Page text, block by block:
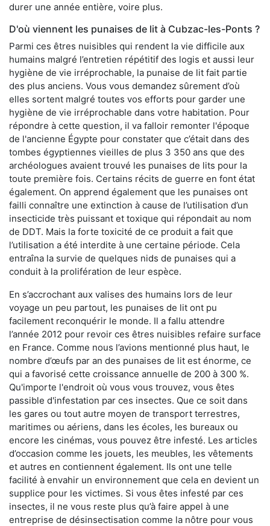
durer une année entière, voire plus.
D'où viennent les punaises de lit à Cubzac-les-Ponts ?
Parmi ces êtres nuisibles qui rendent la vie difficile aux
humains malgré l’entretien répétitif des logis et aussi leur
hygiène de vie irréprochable, la punaise de lit fait partie
des plus anciens. Vous vous demandez sûrement d’où
elles sortent malgré toutes vos efforts pour garder une
hygiène de vie irréprochable dans votre habitation. Pour
répondre à cette question, il va falloir remonter l'époque
de l'ancienne Égypte pour constater que c’était dans des
tombes égyptiennes vieilles de plus 3 350 ans que des
archéologues avaient trouvé les punaises de lits pour la
toute première fois. Certains récits de guerre en font état
également. On apprend également que les punaises ont
failli connaître une extinction à cause de l’utilisation d’un
insecticide très puissant et toxique qui répondait au nom
de DDT. Mais la forte toxicité de ce produit a fait que
l’utilisation a été interdite à une certaine période. Cela
entraîna la survie de quelques nids de punaises qui a
conduit à la prolifération de leur espèce.
En s’accrochant aux valises des humains lors de leur
voyage un peu partout, les punaises de lit ont pu
facilement reconquérir le monde. Il a fallu attendre
l’année 2012 pour revoir ces êtres nuisibles refaire surface
en France. Comme nous l’avions mentionné plus haut, le
nombre d’œufs par an des punaises de lit est énorme, ce
qui a favorisé cette croissance annuelle de 200 à 300 %.
Qu'importe l'endroit où vous vous trouvez, vous êtes
passible d'infestation par ces insectes. Que ce soit dans
les gares ou tout autre moyen de transport terrestres,
maritimes ou aériens, dans les écoles, les bureaux ou
encore les cinémas, vous pouvez être infesté. Les articles
d’occasion comme les jouets, les meubles, les vêtements
et autres en contiennent également. Ils ont une telle
facilité à envahir un environnement que cela en devient un
supplice pour les victimes. Si vous êtes infesté par ces
insectes, il ne vous reste plus qu’à faire appel à une
entreprise de désinsectisation comme la nôtre pour vous